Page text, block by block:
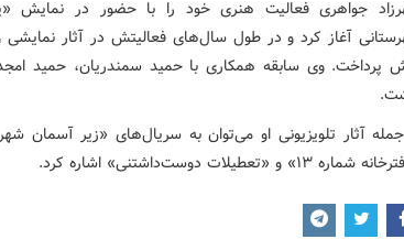
جواهری فعالیت هنری خود را با حضور در نمایش
آغاز کرد و در طول سال‌های فعالیتش در آثار نمایشی
پرداخت. وی سابقه همکاری با حمید سمندریان، حمید
۱۳» و «تعطیلات دوست‌داشتنی» اشاره کرد.